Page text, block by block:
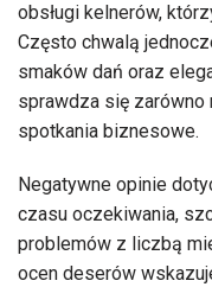
obsługi kelnerów,
Często chwalą
smaków dań oraz
sprawdza się zarówno
spotkania biznesowe.
Negatywne opinie
czasu oczekiwania,
problemów z liczbą
ocen deserów